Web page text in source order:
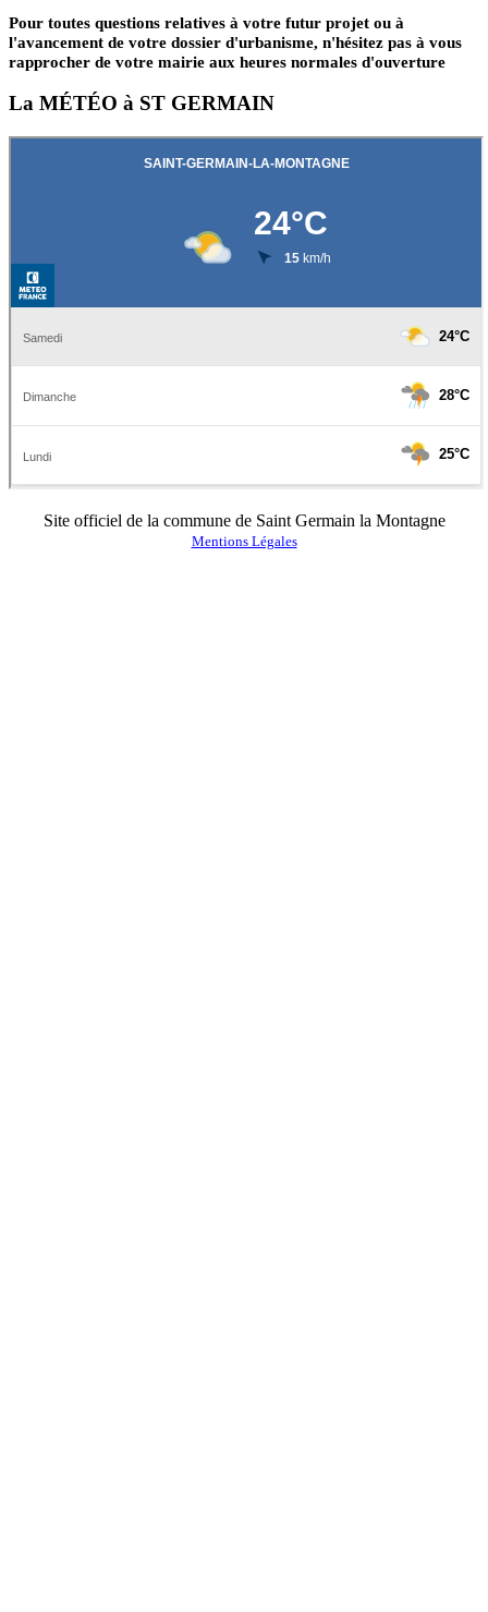
Pour toutes questions relatives à votre futur projet ou à
l'avancement de votre dossier d'urbanisme, n'hésitez pas à vous
rapprocher de votre mairie aux heures normales d'ouverture
La MÉTÉO à ST GERMAIN
Site officiel de la commune de Saint Germain la Montagne
Mentions Légales